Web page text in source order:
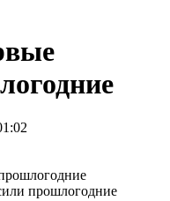
прошлогодние